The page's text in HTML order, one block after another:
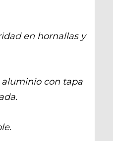
en hornallas y
con tapa